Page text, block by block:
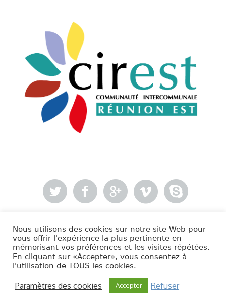
- Mentions légales
Cirest © 2020 | Tous droits réservés.
Nous utilisons des cookies sur notre site Web pour
vous offrir l'expérience la plus pertinente en
mémorisant vos préférences et les visites répétées.
En cliquant sur «Accepter», vous consentez à
l'utilisation de TOUS les cookies.
Paramètres des cookies Accepter Refuser